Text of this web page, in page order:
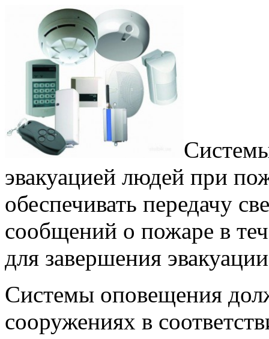
эвакуацией людей при
обеспечивать передачу
сообщений о пожаре в
для завершения
Системы оповещения
сооружениях в